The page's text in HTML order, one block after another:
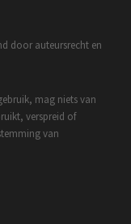
door auteursrecht en
mag niets van
verspreid of
van